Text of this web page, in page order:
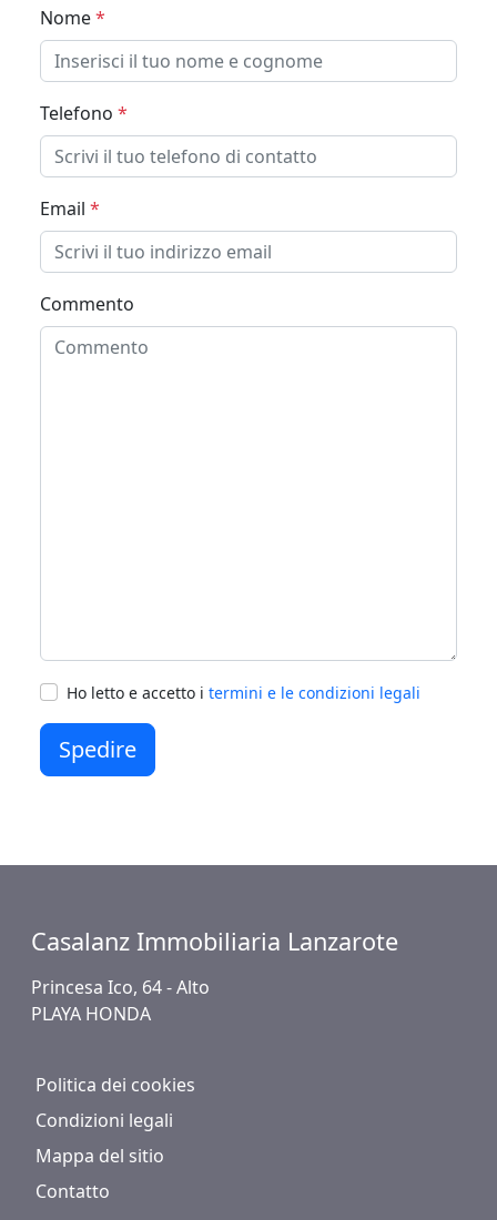
Nome*
Telefono *
Email *
Commento
Ho letto e accetto i termini e le condizioni legali
Spedire
Casalanz Immobiliaria Lanzarote
Princesa Ico, 64 - Alto
PLAYA HONDA
Politica dei cookies
Condizioni legali
Mappa del sitio
Contatto